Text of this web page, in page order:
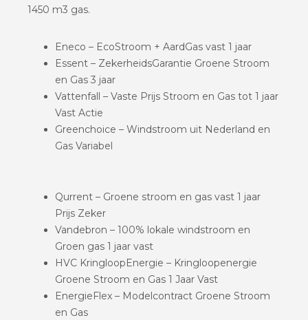
1450 m3 gas.
Eneco – EcoStroom + AardGas vast 1 jaar
Essent – ZekerheidsGarantie Groene Stroom
en Gas 3 jaar
Vattenfall – Vaste Prijs Stroom en Gas tot 1 jaar
Vast Actie
Greenchoice – Windstroom uit Nederland en
Gas Variabel
Qurrent – Groene stroom en gas vast 1 jaar
Prijs Zeker
Vandebron – 100% lokale windstroom en
Groen gas 1 jaar vast
HVC KringloopEnergie – Kringloopenergie
Groene Stroom en Gas 1 Jaar Vast
EnergieFlex – Modelcontract Groene Stroom
en Gas